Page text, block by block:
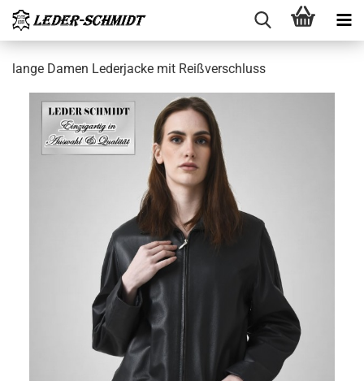
lange Damen Le­der­ja­cke mit Reiß­ver­schluss